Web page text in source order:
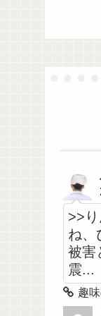
>>
ね、
被害
震...
趣